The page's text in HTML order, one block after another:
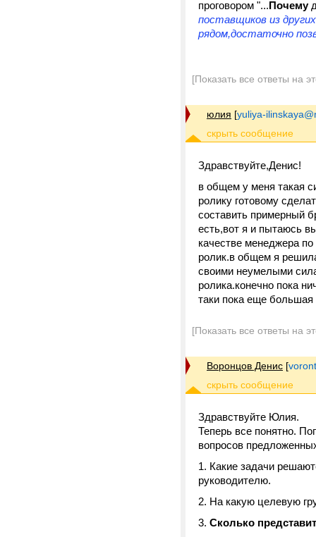
проговором "...Почему
поставщиков из
рядом,достаточно
[Показать все ответы на
юлия [yuliya-
Здравствуйте,Денис!
в общем у меня такая
ролику готовому
составить примерный
есть,вот я и пытаюсь
качестве менеджера
ролик.в общем я
своими неумелыми
ролика.конечно пока
таки пока еще
[Показать все ответы на
Воронцов Денис [
Здравствуйте Юлия.
Теперь все понятно.
вопросов
Какие задачи
руководителю.
На какую целевую
Сколько